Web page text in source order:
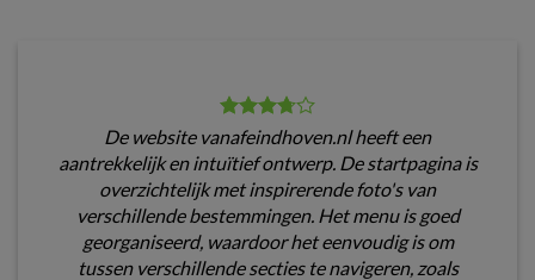
De website vanafeindhoven.nl heeft een
aantrekkelijk en intuïtief ontwerp. De startpagina is
overzichtelijk met inspirerende foto's van
verschillende bestemmingen. Het menu is goed
georganiseerd, waardoor het eenvoudig is om
tussen verschillende secties te navigeren, zoals